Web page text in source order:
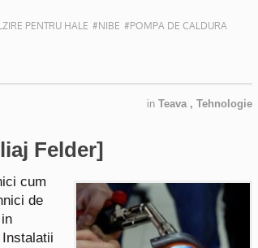
PENTRU HALE #NIBE #POMPA DE CALDURA
in Teava , Tehnologie
Felder]
cum
de